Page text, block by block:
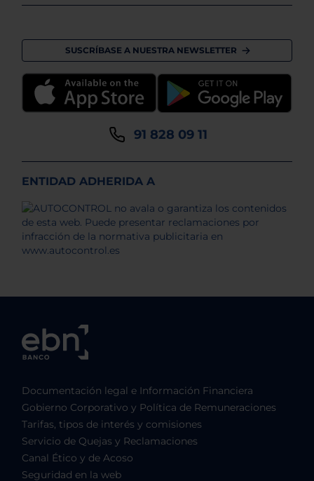
SUSCRÍBASE A NUESTRA NEWSLETTER
91 828 09 11
ENTIDAD ADHERIDA A
Documentación legal e Información Financiera
Gobierno Corporativo y Política de Remuneraciones
Tarifas, tipos de interés y comisiones
Servicio de Quejas y Reclamaciones
Canal Ético y de Acoso
Seguridad en la web